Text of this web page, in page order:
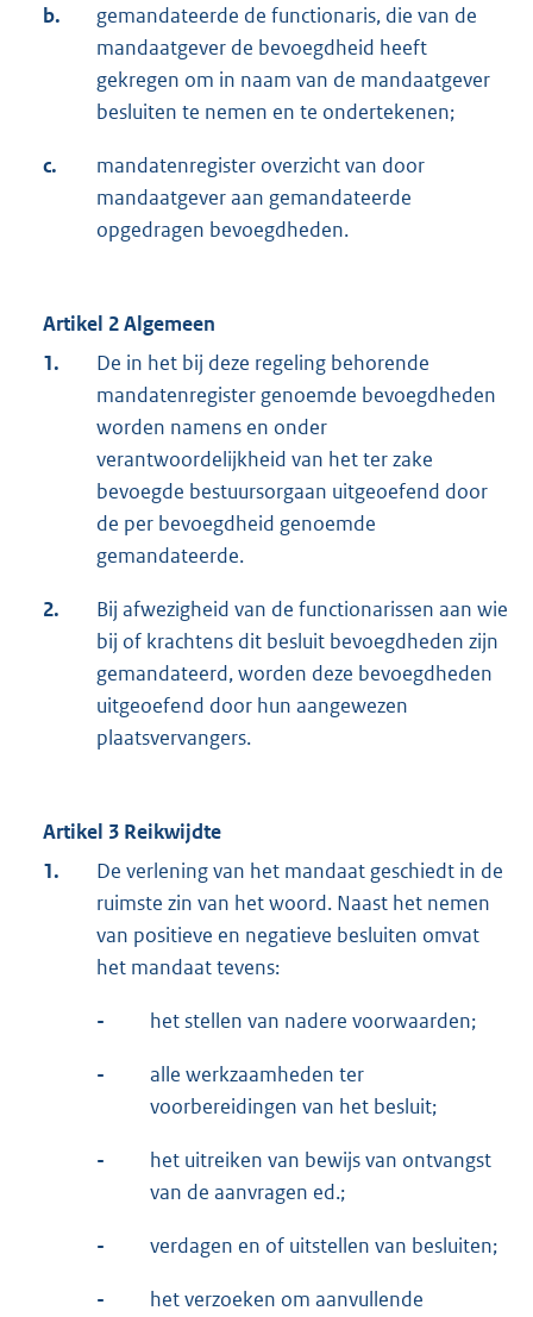
b.
gemandateerde de functionaris, die van de
mandaatgever de bevoegdheid heeft
gekregen om in naam van de mandaatgever
besluiten te nemen en te ondertekenen;
c.
mandatenregister overzicht van door
mandaatgever aan gemandateerde
opgedragen bevoegdheden.
Artikel 2 Algemeen
1.
De in het bij deze regeling behorende
mandatenregister genoemde bevoegdheden
worden namens en onder
verantwoordelijkheid van het ter zake
bevoegde bestuursorgaan uitgeoefend door
de per bevoegdheid genoemde
gemandateerde.
2.
Bij afwezigheid van de functionarissen aan wie
bij of krachtens dit besluit bevoegdheden zijn
gemandateerd, worden deze bevoegdheden
uitgeoefend door hun aangewezen
plaatsvervangers.
Artikel 3 Reikwijdte
1.
De verlening van het mandaat geschiedt in de
ruimste zin van het woord. Naast het nemen
van positieve en negatieve besluiten omvat
het mandaat tevens:
- het stellen van nadere voorwaarden;
-
alle werkzaamheden ter
voorbereidingen van het besluit;
-
het uitreiken van bewijs van ontvangst
van de aanvragen ed.;
- verdagen en of uitstellen van besluiten;
-
het verzoeken om aanvullende